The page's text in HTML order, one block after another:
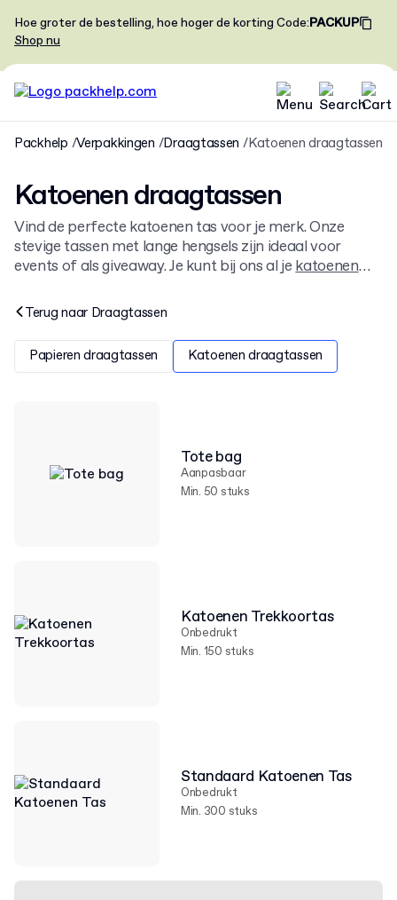
Hoe groter de bestelling, hoe hoger de korting Code:PACKUP
Shop nu
Packhelp Verpakkingen Draagtassen Katoenen draagtassen
Katoenen draagtassen
Vind de perfecte katoenen tas voor je merk. Onze
stevige tassen met lange hengsels zijn ideaal voor
events of als giveaway. Je kunt bij ons al jekatoenen
stijl. Bekijk al onzedraagtassen
Terug naar Draagtassen
Papieren draagtassen Katoenen draagtassen
Tote bag
Aanpasbaar
Min. 50 stuks
Katoenen Trekkoortas
Onbedrukt
Min. 150 stuks
Standaard Katoenen Tas
Onbedrukt
Min. 300 stuks